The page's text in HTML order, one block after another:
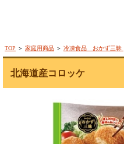
TOP ＞ 家庭用商品 ＞ 冷凍食品 おかず三昧
北海道産コロッケ